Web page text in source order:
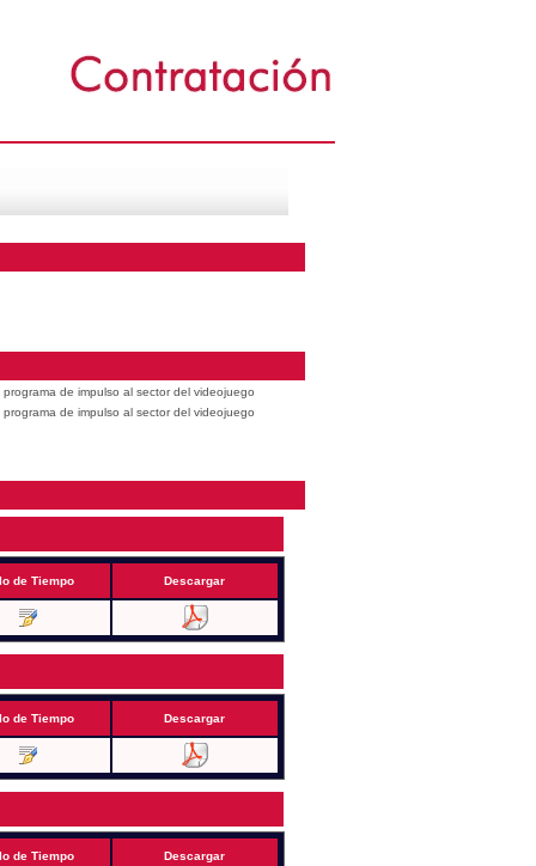
de impulso al sector del videojuego
de impulso al sector del videojuego
de Tiempo Descargar
de Tiempo Descargar
de Tiempo Descargar